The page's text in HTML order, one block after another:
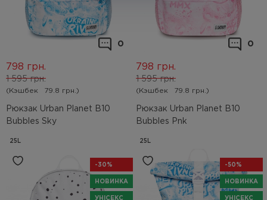
0
Рюкзак Urban Planet B10
Bubbles Sky
1 595 грн.
798 грн.
(Кэшбек 79.8 грн.)
25L
0
Рюкзак Urban Planet B10
Bubbles Pnk
1 595 грн.
798 грн.
(Кэшбек 79.8 грн.)
25L
-30%
НОВИНКА
УНІСЕКС
-50%
НОВИНКА
УНІСЕКС